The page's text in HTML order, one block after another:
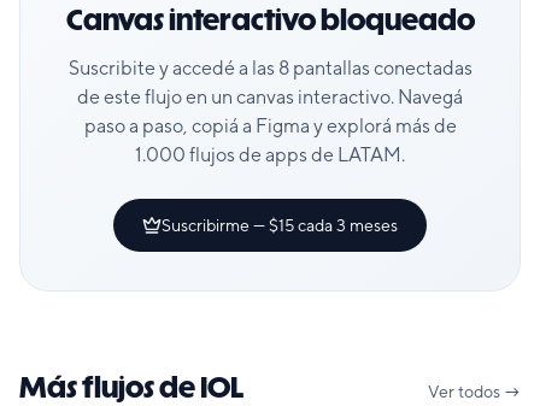
Canvas interactivo bloqueado
Suscribite y accedé a las 8pantallas conectadas
de este flujo en un canvas interactivo. Navegá
paso a paso, copiá a Figma y explorá más de
1.000 flujos de apps de LATAM.
Suscribirme — $15 cada 3 meses
Más flujos de IOL Ver todos →